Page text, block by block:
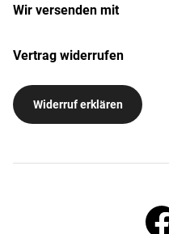
Wir versenden mit
Vertrag widerrufen
Widerruf erklären